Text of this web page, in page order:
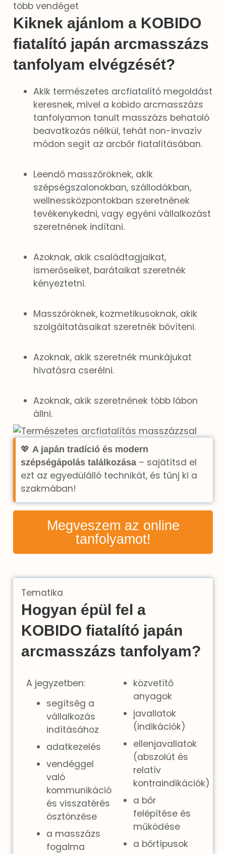
több vendéget
Kiknek ajánlom a KOBIDO
fiatalító japán arcmasszázs
tanfolyam elvégzését?
Akik természetes arcfiatalító megoldást
keresnek, mivel a kobido arcmasszázs
tanfolyamon tanult masszázs behatoló
beavatkozás nélkül, tehát non-invazív
módon segít az arcbőr fiatalításában.
Leendő masszőröknek, akik
szépségszalonokban, szállodákban,
wellnessközpontokban szeretnének
tevékenykedni, vagy egyéni vállalkozást
szeretnének indítani.
Azoknak, akik családtagjaikat,
ismerőseiket, barátaikat szeretnék
kényeztetni.
Masszőröknek, kozmetikusoknak, akik
szolgáltatásaikat szeretnék bővíteni.
Azoknak, akik szeretnék munkájukat
hivatásra cserélni.
Azoknak, akik szeretnének több lábon
állni.
💖 A japán tradíció és modern
szépségápolás találkozása – sajátítsd el
ezt az egyedülálló technikát, és tűnj ki a
szakmában!
Megveszem az online
tanfolyamot!
Tematika
Hogyan épül fel a
KOBIDO fiatalító japán
arcmasszázs tanfolyam?
A jegyzetben:
segítség a
vállalkozás
indításához
adatkezelés
vendéggel
való
kommunikáció
és visszatérés
ösztönzése
a masszázs
fogalma
közvetítő
anyagok
javallatok
(indikációk)
ellenjavallatok
(abszolút és
relatív
kontraindikációk)
a bőr
felépítése és
működése
a bőrtípusok